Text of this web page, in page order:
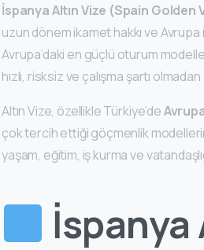
İspanya Altın Vize (Spain Golden
uzun dönem ikamet hakkı ve
Avrupa’daki en güçlü oturum
hızlı, risksiz ve çalışma şartı
Altın Vize, özellikle Türkiye’de
çok tercih ettiği göçmenlik
yaşam, eğitim, iş kurma ve
İspanya